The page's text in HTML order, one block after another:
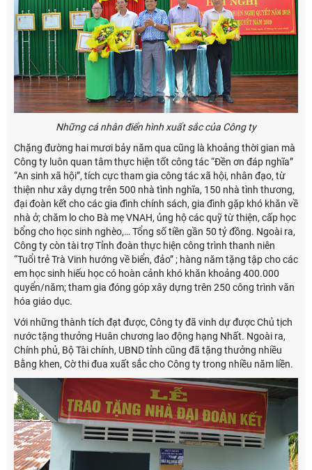
Những cá nhân điển hình xuất sắc của Công ty
Chặng đường hai mươi bảy năm qua cũng là khoảng thời gian mà
Công ty luôn quan tâm thực hiện tốt công tác “Đền ơn đáp nghĩa”
“An sinh xã hội”, tích cực tham gia công tác xã hội, nhân đạo, từ
thiện như xây dựng trên 500 nhà tình nghĩa, 150 nhà tình thương,
đại đoàn kết cho các gia đình chính sách, gia đình gặp khó khăn về
nhà ở; chăm lo cho Bà mẹ VNAH, ủng hộ các quỹ từ thiện, cấp học
bổng cho học sinh nghèo,… Tổng số tiền gần 50 tỷ đồng. Ngoài ra,
Công ty còn tài trợ Tỉnh đoàn thực hiện công trình thanh niên
“Tuổi trẻ Trà Vinh hướng về biển, đảo” ; hàng năm tặng tập cho các
em học sinh hiếu học có hoàn cảnh khó khăn khoảng 400.000
quyển/năm; tham gia đóng góp xây dựng trên 250 công trình văn
hóa giáo dục.
Với những thành tích đạt được, Công ty đã vinh dự được Chủ tịch
nước tặng thưởng Huân chương lao động hạng Nhất. Ngoài ra,
Chính phủ, Bộ Tài chính, UBND tỉnh cũng đã tặng thưởng nhiều
Bằng khen, Cờ thi đua xuất sắc cho Công ty trong nhiều năm liền.